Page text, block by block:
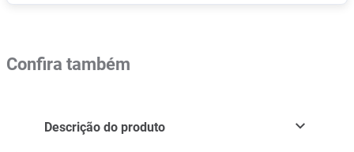
Confira também
Descrição do produto